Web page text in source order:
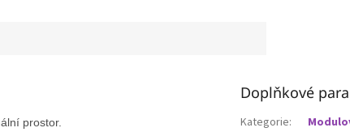
prostor.
Doplňkové
Kategorie: